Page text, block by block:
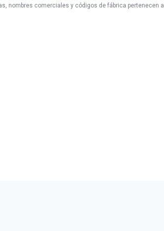
nombres comerciales y códigos de fábrica